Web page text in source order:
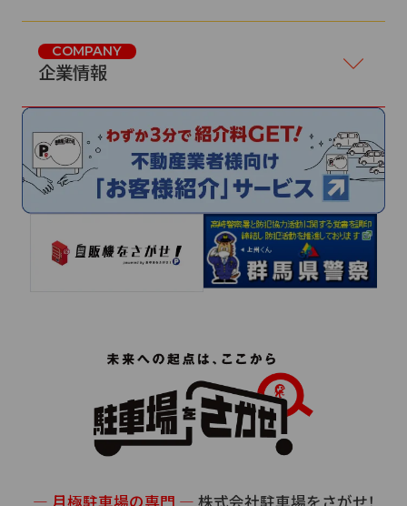
COMPANY
企業情報
サイトマップ
プライバシーポリシー
― 月極駐車場の専門 ― 株式会社駐車場をさがせ！